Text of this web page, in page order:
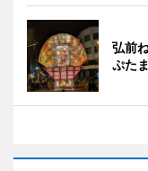
弘前
ぷた